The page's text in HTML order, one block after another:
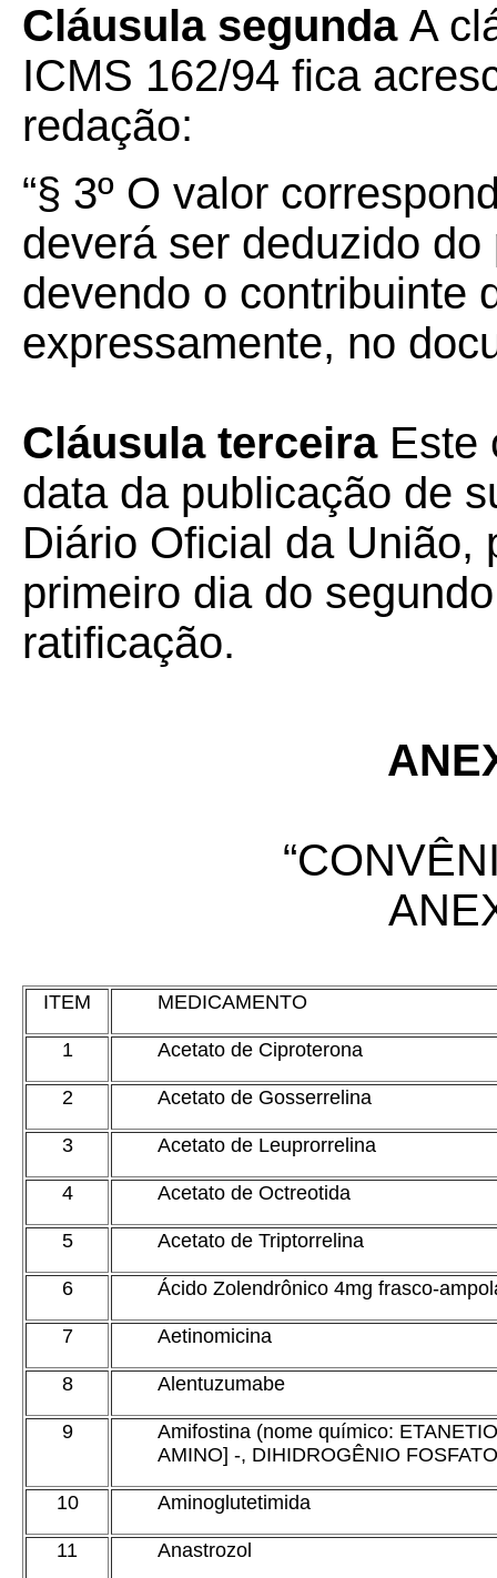
Cláusula segunda A
ICMS 162/94 fica
redação:
“§ 3º O valor
deverá ser deduzido
devendo o contribuinte
expressamente, no
Cláusula terceira Este
data da publicação de
Diário Oficial da União,
primeiro dia do
ratificação.
ITEM MEDICAMENTO
1 Acetato de Ciproterona
2 Acetato de Gosserrelina
3 Acetato de Leuprorrelina
4 Acetato de Octreotida
5 Acetato de Triptorrelina
6 Ácido Zolendrônico 4mg frasco-
7 Aetinomicina
8 Alentuzumabe
9
Amifostina (nome químico:
AMINO] -, DIHIDROGÊNIO
10 Aminoglutetimida
11 Anastrozol